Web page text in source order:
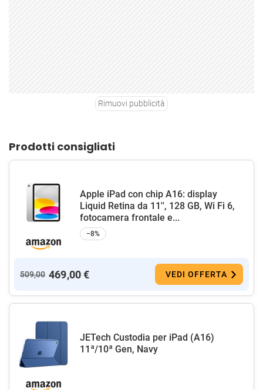
Rimuovi pubblicità
Prodotti consigliati
Apple iPad con chip A16: display
Liquid Retina da 11'', 128 GB, Wi Fi 6,
fotocamera frontale e...
−8%
509,00 469,00 € VEDI OFFERTA
JETech Custodia per iPad (A16)
11ª/10ª Gen, Navy